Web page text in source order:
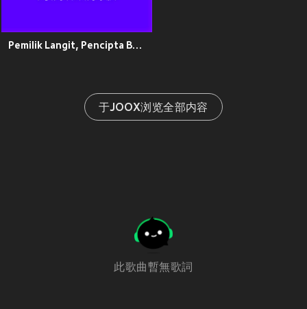
Pemilik Langit, Pencipta Bumi
于JOOX浏览全部内容
此歌曲暫無歌詞